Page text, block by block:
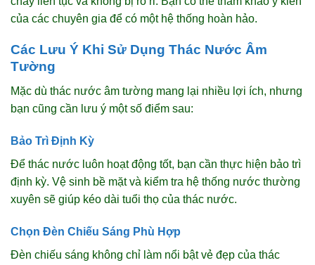
của các chuyên gia để có một hệ thống hoàn hảo.
Các Lưu Ý Khi Sử Dụng Thác Nước Âm
Tường
Mặc dù thác nước âm tường mang lại nhiều lợi ích, nhưng
bạn cũng cần lưu ý một số điểm sau:
Bảo Trì Định Kỳ
Để thác nước luôn hoạt động tốt, bạn cần thực hiện bảo trì
định kỳ. Vệ sinh bề mặt và kiểm tra hệ thống nước thường
xuyên sẽ giúp kéo dài tuổi thọ của thác nước.
Chọn Đèn Chiếu Sáng Phù Hợp
Đèn chiếu sáng không chỉ làm nổi bật vẻ đẹp của thác